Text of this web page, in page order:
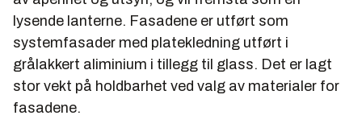
lysende lanterne. Fasadene er utført som
systemfasader med platekledning utført i
grålakkert aliminium i tillegg til glass. Det er lagt
stor vekt på holdbarhet ved valg av materialer for
fasadene.